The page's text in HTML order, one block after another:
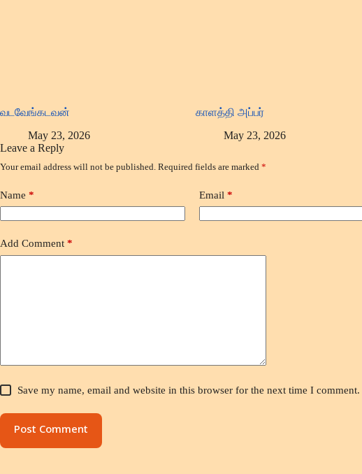
வடவேங்கடவன்
May 23, 2026
காளத்தி அப்பர்
May 23, 2026
Leave a Reply
Your email address will not be published. Required fields are marked *
Name * Email *
Add Comment *
Save my name, email and website in this browser for the next time I comment.
Post Comment